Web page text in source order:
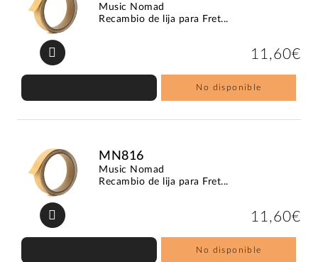
Music Nomad
Recambio de lija para Fret...
11,60€
No disponible
MN816
Music Nomad
Recambio de lija para Fret...
11,60€
No disponible